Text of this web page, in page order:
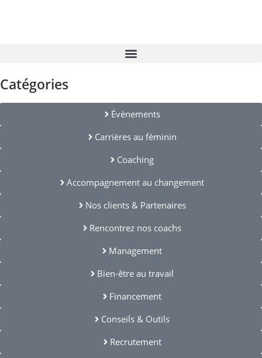
Catégories
Évènements
Carrières au féminin
Coaching
Accompagnement au changement
Nos clients & Partenaires
Rencontrez nos coachs
Management
Bien-être au travail
Financement
Conseils & Outils
Recrutement